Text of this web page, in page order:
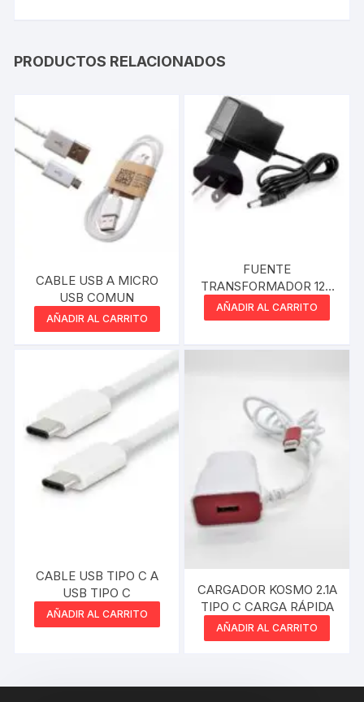
PRODUCTOS RELACIONADOS
CABLE USB A MICRO
USB COMUN
AÑADIR AL CARRITO
FUENTE
TRANSFORMADOR 12V
2A PLUG 2.1MM
MAXPOWER
AÑADIR AL CARRITO
CABLE USB TIPO C A
USB TIPO C
AÑADIR AL CARRITO
CARGADOR KOSMO 2.1A
TIPO C CARGA RÁPIDA
AÑADIR AL CARRITO